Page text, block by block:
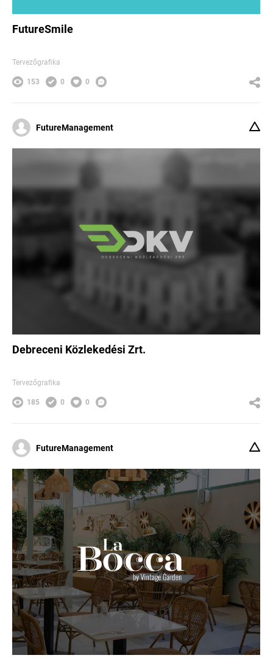
FutureSmile
Tervezőgrafika
153 0 0
FutureManagement
Debreceni Közlekedési Zrt.
Tervezőgrafika
185 0 0
FutureManagement